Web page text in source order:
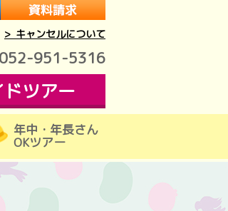
> キャンセルについて
052-951-5316
ツアー
年中・年長さん
OKツアー